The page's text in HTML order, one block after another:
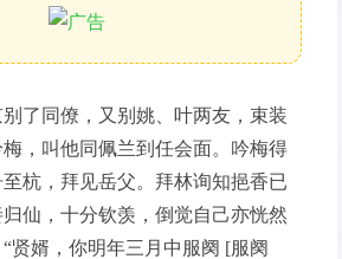
了同僚，又别姚、叶两友，束装
，叫他同佩兰到任会面。吟梅得
杭，拜见岳父。拜林询知挹香已
仙，十分钦羡，倒觉自己亦恍然
贤婿，你明年三月中服阕 [服阕